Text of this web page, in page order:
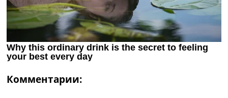
Комментарии: